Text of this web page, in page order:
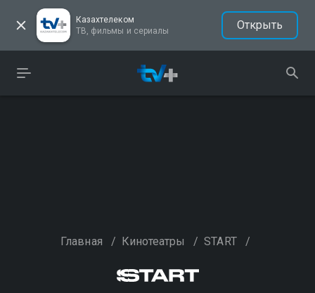
Казахтелеком
ТВ, фильмы и сериалы
Открыть
Главная / Кинотеатры / START /